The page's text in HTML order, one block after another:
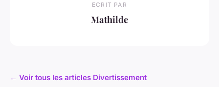
ECRIT PAR
Mathilde
← Voir tous les articles Divertissement